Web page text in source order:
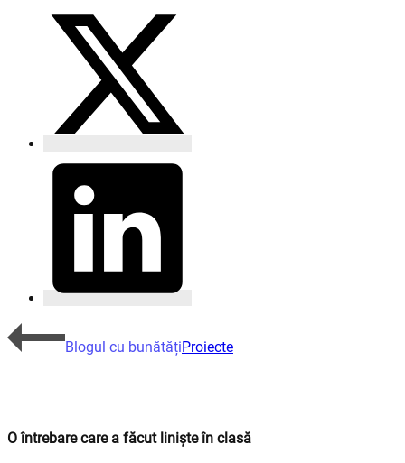
Blogul cu bunătățiProiecte
O întrebare care a făcut liniște în clasă